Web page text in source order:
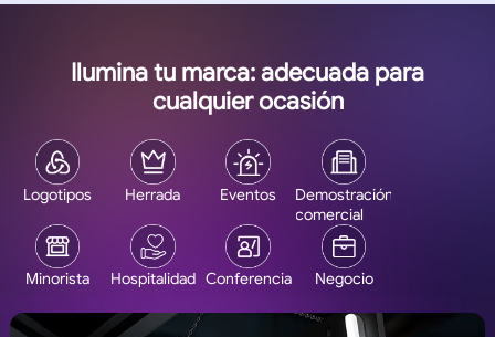
Ilumina tu marca: adecuada para
cualquier ocasión
Logotipos Herrada Eventos
Demostración
comercial
Minorista Hospitalidad Conferencia Negocio